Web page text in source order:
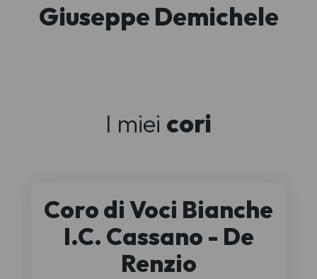
Giuseppe Demichele
I miei cori
Coro di Voci Bianche
I.C. Cassano - De
Renzio